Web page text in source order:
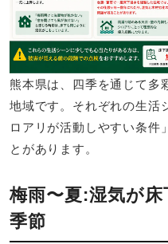
熊本県は、四季を通じて多
地域です。それぞれの生活
ロアリが活動しやすい条件
とがあります。
梅雨〜夏:湿気が
季節